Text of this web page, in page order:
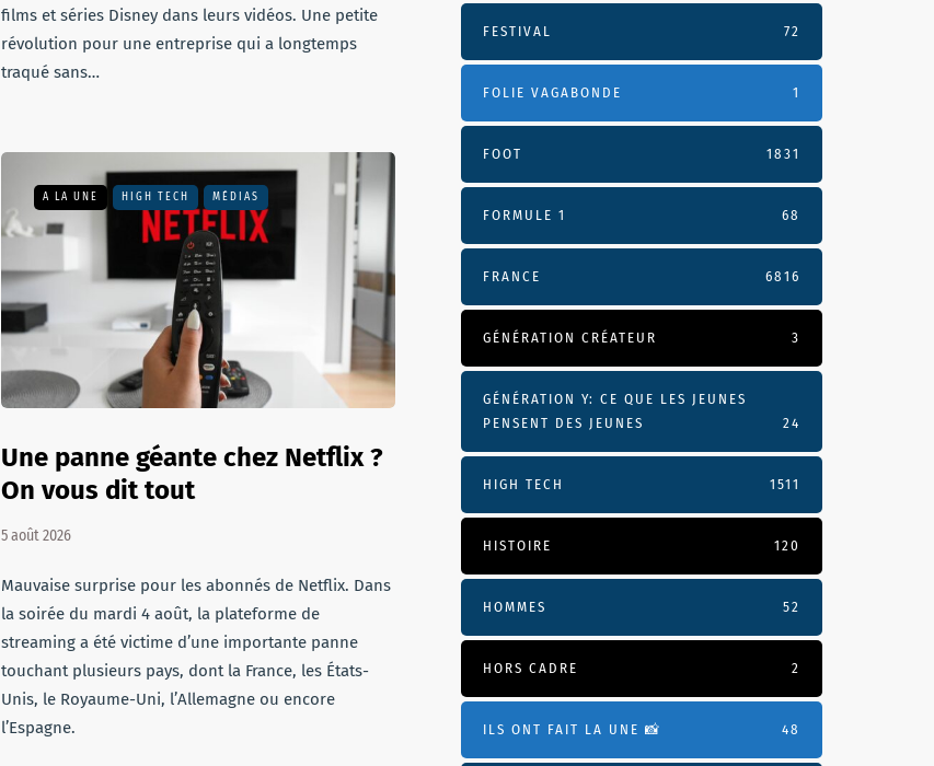
films et séries Disney dans leurs vidéos. Une petite
révolution pour une entreprise qui a longtemps
traqué sans…
A LA UNE HIGH TECH MÉDIAS
Une panne géante chez Netflix ?
On vous dit tout
5 août 2026
Mauvaise surprise pour les abonnés de Netflix. Dans
la soirée du mardi 4 août, la plateforme de
streaming a été victime d’une importante panne
touchant plusieurs pays, dont la France, les États-
Unis, le Royaume-Uni, l’Allemagne ou encore
l’Espagne.
FESTIVAL 72
FOLIE VAGABONDE 1
FOOT 1831
FORMULE 1 68
FRANCE 6816
GÉNÉRATION CRÉATEUR 3
GÉNÉRATION Y: CE QUE LES JEUNES
PENSENT DES JEUNES
24
HIGH TECH 1511
HISTOIRE 120
HOMMES 52
HORS CADRE 2
ILS ONT FAIT LA UNE 📸 48